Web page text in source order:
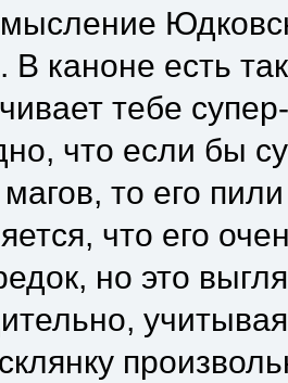
В каноне есть
тебе
что если бы
то его
что его
но это